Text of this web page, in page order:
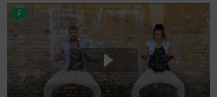
F